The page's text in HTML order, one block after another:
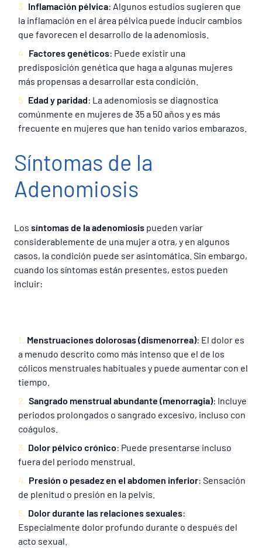
Inflamación pélvica: Algunos estudios sugieren que
la inflamación en el área pélvica puede inducir cambios
que favorecen el desarrollo de la adenomiosis.
Factores genéticos: Puede existir una
predisposición genética que haga a algunas mujeres
más propensas a desarrollar esta condición.
Edad y paridad: La adenomiosis se diagnostica
comúnmente en mujeres de 35 a 50 años y es más
frecuente en mujeres que han tenido varios embarazos.
Síntomas de la
Adenomiosis
Los síntomas de la adenomiosis pueden variar
considerablemente de una mujer a otra, y en algunos
casos, la condición puede ser asintomática. Sin embargo,
cuando los síntomas están presentes, estos pueden
incluir:
Menstruaciones dolorosas (dismenorrea): El dolor es
a menudo descrito como más intenso que el de los
cólicos menstruales habituales y puede aumentar con el
tiempo.
Sangrado menstrual abundante (menorragia): Incluye
periodos prolongados o sangrado excesivo, incluso con
coágulos.
Dolor pélvico crónico: Puede presentarse incluso
fuera del periodo menstrual.
Presión o pesadez en el abdomen inferior: Sensación
de plenitud o presión en la pelvis.
Dolor durante las relaciones sexuales:
Especialmente dolor profundo durante o después del
acto sexual.